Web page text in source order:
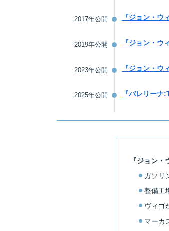
2017年公開 『ジョン・ウ
2019年公開 『ジョン・ウ
2023年公開 『ジョン・ウ
2025年公開 『バレリー
『ジョン・
ガソリ
整備工
ヴィゴ
マーカ